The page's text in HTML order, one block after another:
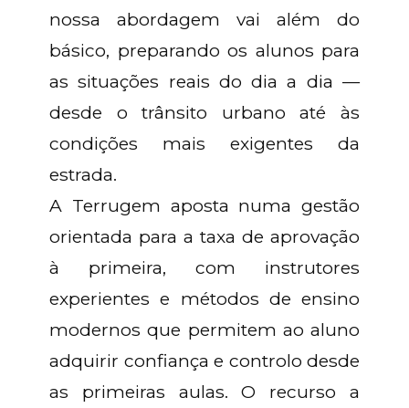
nossa abordagem vai além do
básico, preparando os alunos para
as situações reais do dia a dia —
desde o trânsito urbano até às
condições mais exigentes da
estrada.
A Terrugem aposta numa gestão
orientada para a taxa de aprovação
à primeira, com instrutores
experientes e métodos de ensino
modernos que permitem ao aluno
adquirir confiança e controlo desde
as primeiras aulas. O recurso a